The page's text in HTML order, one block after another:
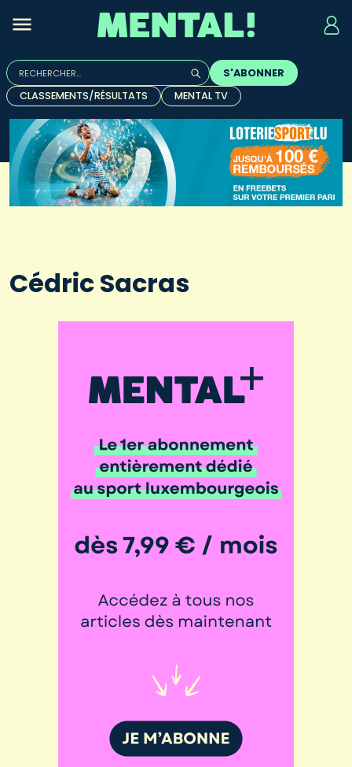
Rechercher :
Quand les résultats de l'auto-complétion sont
S'ABONNER
CLASSEMENTS/RÉSULTATS
MENTAL TV
Cédric Sacras